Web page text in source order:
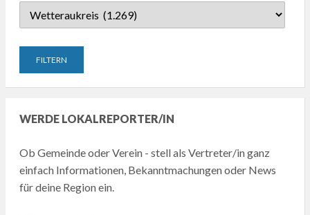
WERDE LOKALREPORTER/IN
Ob Gemeinde oder Verein - stell als Vertreter/in ganz
einfach Informationen, Bekanntmachungen oder News
für deine Region ein.